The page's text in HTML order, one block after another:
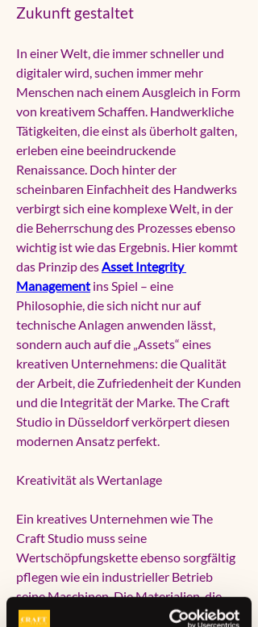
Zukunft gestaltet
In einer Welt, die immer schneller und
digitaler wird, suchen immer mehr
Menschen nach einem Ausgleich in Form
von kreativem Schaffen. Handwerkliche
Tätigkeiten, die einst als überholt galten,
erleben eine beeindruckende
Renaissance. Doch hinter der
scheinbaren Einfachheit des Handwerks
verbirgt sich eine komplexe Welt, in der
die Beherrschung des Prozesses ebenso
wichtig ist wie das Ergebnis. Hier kommt
das Prinzip des Asset Integrity
Management ins Spiel – eine
Philosophie, die sich nicht nur auf
technische Anlagen anwenden lässt,
sondern auch auf die „Assets“ eines
kreativen Unternehmens: die Qualität
der Arbeit, die Zufriedenheit der Kunden
und die Integrität der Marke. The Craft
Studio in Düsseldorf verkörpert diesen
modernen Ansatz perfekt.
Kreativität als Wertanlage
Ein kreatives Unternehmen wie The
Craft Studio muss seine
Wertschöpfungskette ebenso sorgfältig
pflegen wie ein industrieller Betrieb
seine Maschinen. Die Materialien, die
Werkzeuge, die Techniken und vor allem